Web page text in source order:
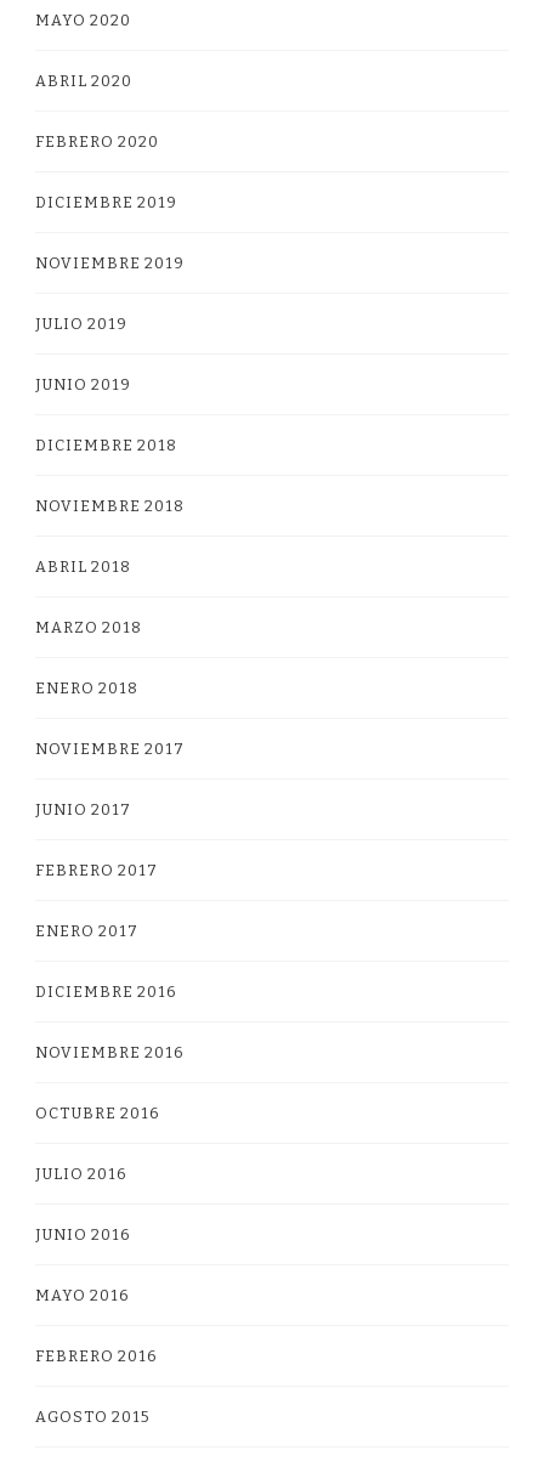
MAYO 2020
ABRIL 2020
FEBRERO 2020
DICIEMBRE 2019
NOVIEMBRE 2019
JULIO 2019
JUNIO 2019
DICIEMBRE 2018
NOVIEMBRE 2018
ABRIL 2018
MARZO 2018
ENERO 2018
NOVIEMBRE 2017
JUNIO 2017
FEBRERO 2017
ENERO 2017
DICIEMBRE 2016
NOVIEMBRE 2016
OCTUBRE 2016
JULIO 2016
JUNIO 2016
MAYO 2016
FEBRERO 2016
AGOSTO 2015